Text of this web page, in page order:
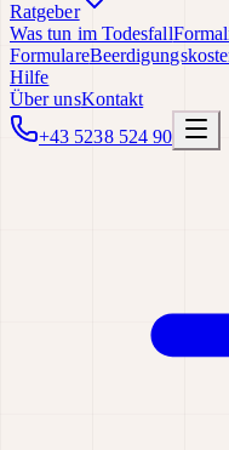
Ratgeber
Was tun im Todesfall
Formulare
Hilfe
Über unsKontakt
+43 5238 524 90